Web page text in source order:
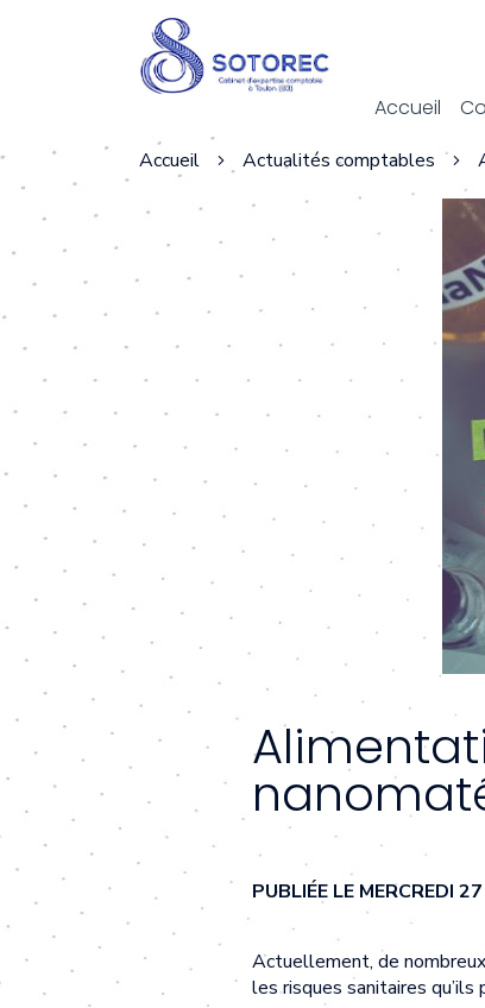
Accueil
Accueil Actualités comptables
PUBLIÉE LE MERCREDI
Actuellement, de
les risques sanitaires